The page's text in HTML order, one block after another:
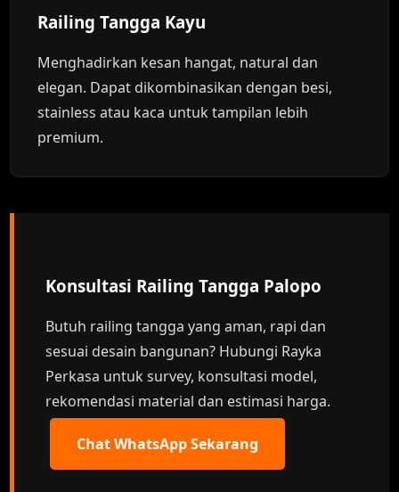
Railing Tangga Kayu
Menghadirkan kesan hangat, natural dan
elegan. Dapat dikombinasikan dengan besi,
stainless atau kaca untuk tampilan lebih
premium.
Konsultasi Railing Tangga Palopo
Butuh railing tangga yang aman, rapi dan
sesuai desain bangunan? Hubungi Rayka
Perkasa untuk survey, konsultasi model,
rekomendasi material dan estimasi harga.
Chat WhatsApp Sekarang